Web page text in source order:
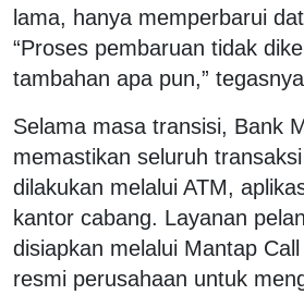
lama, hanya memperbarui
“Proses pembaruan tidak
tambahan apa pun,”
Selama masa transisi, Bank
memastikan seluruh
dilakukan melalui ATM,
kantor cabang. Layanan
disiapkan melalui Mantap
resmi perusahaan untuk